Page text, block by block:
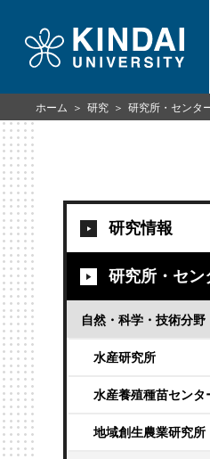
研究情報
研究所・セン
自然・科学・技術分野
水産研究所
水産養殖種苗センタ
地域創生農業研究所
ホーム 研究 研究所・センタ